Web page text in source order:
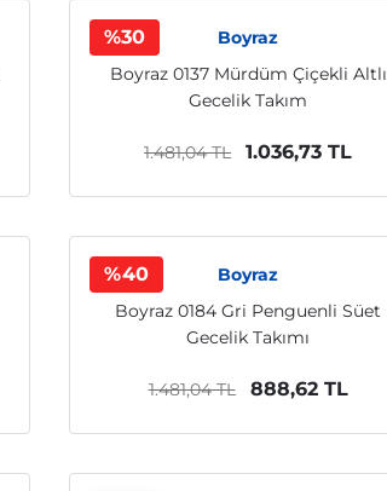
%30
Boyraz
Boyraz 0137 Mürdüm Çiçekli Altlı
Gecelik Takım
1.481,04 TL 1.036,73 TL
%40
Boyraz
Boyraz 0184 Gri Penguenli Süet
Gecelik Takımı
1.481,04 TL 888,62 TL